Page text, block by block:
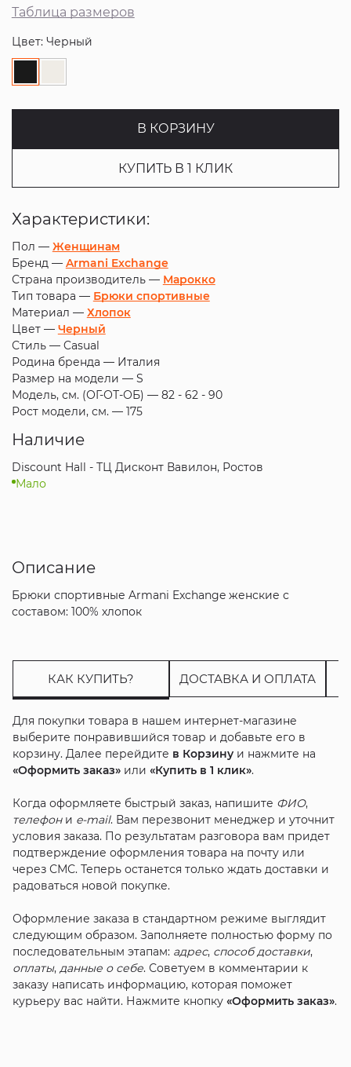
Таблица размеров
Цвет: Черный
В КОРЗИНУ
КУПИТЬ В 1 КЛИК
Характеристики:
Пол — Женщинам
Бренд — Armani Exchange
Страна производитель — Марокко
Тип товара — Брюки спортивные
Материал — Хлопок
Цвет — Черный
Стиль — Casual
Родина бренда — Италия
Размер на модели — S
Модель, см. (ОГ-ОТ-ОБ) — 82 - 62 - 90
Рост модели, см. — 175
Наличие
Discount Hall - ТЦ Дисконт Вавилон, Ростов
Мало
Описание
Брюки спортивные Armani Exchange женские с
составом: 100% хлопок
КАК КУПИТЬ? ДОСТАВКА И ОПЛАТА
Для покупки товара в нашем интернет-магазине
выберите понравившийся товар и добавьте его в
корзину. Далее перейдите в Корзинуи нажмите на
«Оформить заказ»или «Купить в 1 клик».
Когда оформляете быстрый заказ, напишите ФИО,
телефони e-mail. Вам перезвонит менеджер и уточнит
условия заказа. По результатам разговора вам придет
подтверждение оформления товара на почту или
через СМС. Теперь останется только ждать доставки и
радоваться новой покупке.
Оформление заказа в стандартном режиме выглядит
следующим образом. Заполняете полностью форму по
последовательным этапам: адрес, способ доставки,
оплаты, данные о себе. Советуем в комментарии к
заказу написать информацию, которая поможет
курьеру вас найти. Нажмите кнопку «Оформить заказ».